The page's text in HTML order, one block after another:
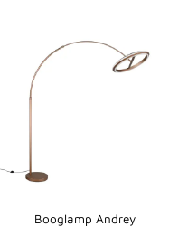
Booglamp Andrey